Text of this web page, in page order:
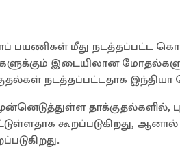
பயணிகள் மீது நடத்தப்பட்ட
இடையிலான
நடத்தப்பட்டதாக இந்தியா
தாக்குதல்களில்,
கூறப்படுகிறது,